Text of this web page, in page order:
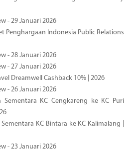
- 29 Januari 2026
Penghargaan Indonesia Public Relations
- 28 Januari 2026
- 27 Januari 2026
Dreamwell Cashback 10% | 2026
- 26 Januari 2026
Sementara KC Cengkareng ke KC Puri
KC Bintara ke KC Kalimalang |
- 23 Januari 2026